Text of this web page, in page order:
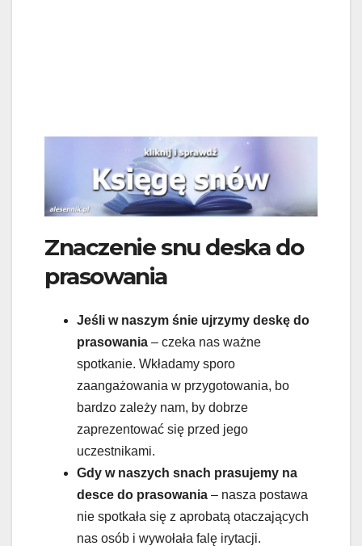
Znaczenie snu deska do
prasowania
Jeśli w naszym śnie ujrzymy deskę do
prasowania – czeka nas ważne
spotkanie. Wkładamy sporo
zaangażowania w przygotowania, bo
bardzo zależy nam, by dobrze
zaprezentować się przed jego
uczestnikami.
Gdy w naszych snach prasujemy na
desce do prasowania – nasza postawa
nie spotkała się z aprobatą otaczających
nas osób i wywołała falę irytacji.